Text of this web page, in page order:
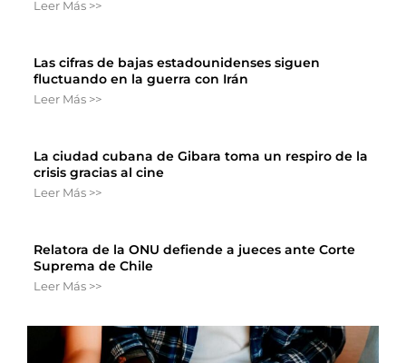
Leer Más >>
Las cifras de bajas estadounidenses siguen
fluctuando en la guerra con Irán
Leer Más >>
La ciudad cubana de Gibara toma un respiro de la
crisis gracias al cine
Leer Más >>
Relatora de la ONU defiende a jueces ante Corte
Suprema de Chile
Leer Más >>